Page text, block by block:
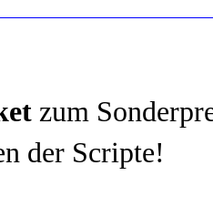
zum
der Scripte!